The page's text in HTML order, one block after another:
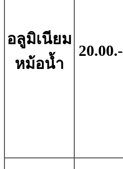
อลูมิเนียม
หม้อน้ำ
20.00.-